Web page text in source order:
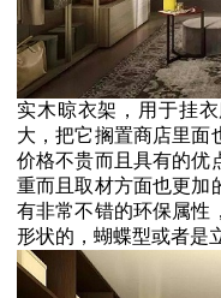
实木晾衣架 ，用于挂
大，把它搁置商店里面
价格不贵而且具有的优
重而且取材方面也更加
有非常不错的环保属性
形状的，蝴蝶型或者是